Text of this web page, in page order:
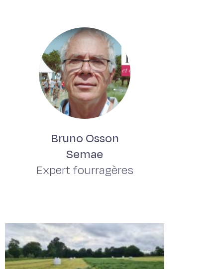
Bruno Osson
Semae
Expert fourragères